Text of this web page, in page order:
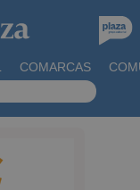
COMARCAS